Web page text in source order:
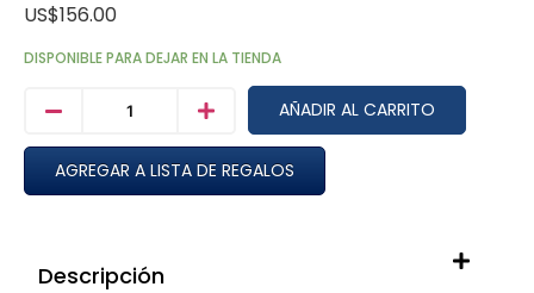
US$156.00
DISPONIBLE PARA DEJAR EN LA TIENDA
AÑADIR AL CARRITO
AGREGAR A LISTA DE REGALOS
Descripción